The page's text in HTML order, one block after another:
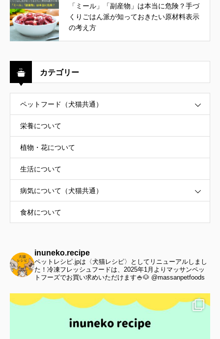
「ミール」「副産物」は本当に危険？手づ
くりごはん派が知っておきたい原材料表示
の考え方
カテゴリー
ペットフード（犬猫共通）
栄養について
植物・花について
生活について
病気について（犬猫共通）
食材について
inuneko.recipe
ペットレシピ.jpは〈犬猫レシピ〉としてリニューアルしまし
た！冷凍フレッシュフードは、2025年1月よりマッサンペッ
トフーズでお買い求めいただけます🍚🐶 @massanpetfoods